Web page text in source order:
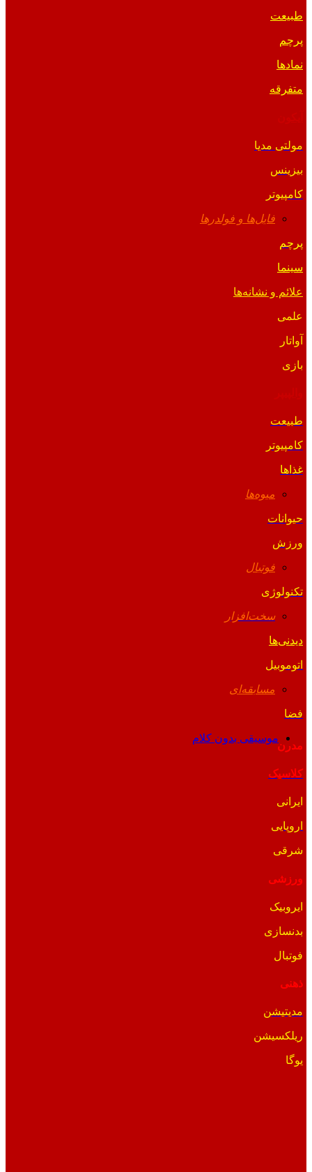
طبیعت
پرچم
نمادها
متفرقه
مولتی مدیا
بیزینس
کامپیوتر
فایل‌ها و فولدرها
پرچم
سینما
علائم و نشانه‌ها
علمی
آواتار
بازی
طبیعت
کامپیوتر
غذاها
میوه‌ها
حیوانات
ورزش
فوتبال
تکنولوژی
سخت‌افزار
دیدنی‌ها
اتوموبیل
مسابقه‌ای
فضا
موسیقی بدون کلام
مدرن
کلاسیک
ایرانی
اروپایی
شرقی
ورزشی
ایروبیک
بدنسازی
فوتبال
ذهنی
مدیتیشن
ریلکسیشن
یوگا